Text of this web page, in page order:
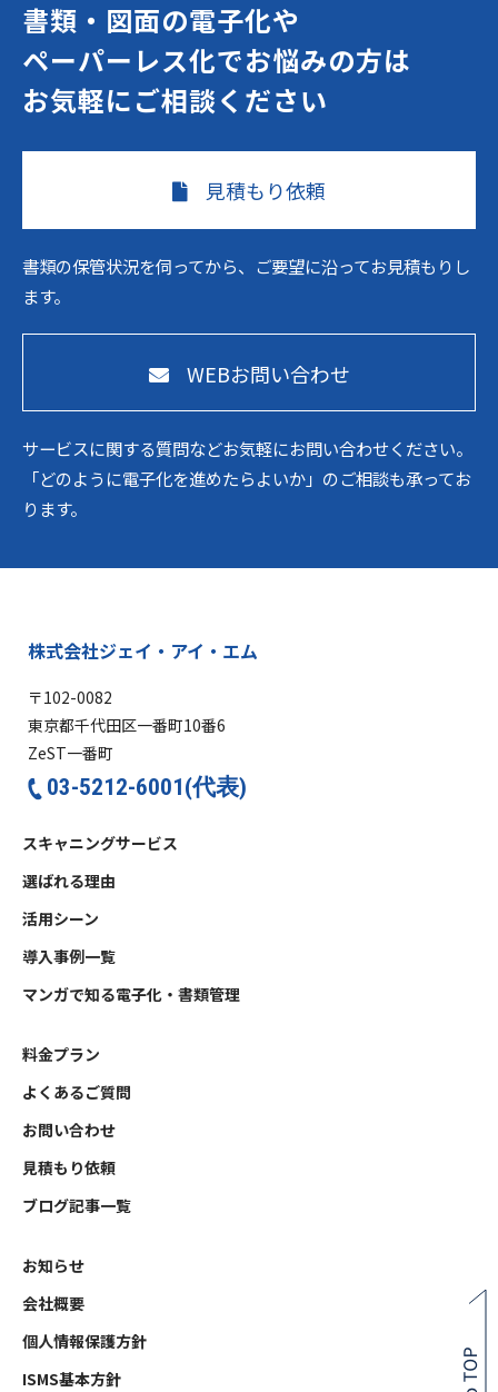
書類・図面の電子化や
ペーパーレス化でお悩みの方は
お気軽にご相談ください
見積もり依頼
書類の保管状況を伺ってから、ご要望に沿ってお見積もりし
ます。
WEBお問い合わせ
サービスに関する質問などお気軽にお問い合わせください。
「どのように電子化を進めたらよいか」のご相談も承ってお
ります。
株式会社ジェイ・アイ・エム
〒102-0082
東京都千代田区一番町10番6
ZeST一番町
03-5212-6001(代表)
スキャニングサービス
選ばれる理由
活用シーン
導入事例一覧
マンガで知る電子化・書類管理
料金プラン
よくあるご質問
お問い合わせ
見積もり依頼
ブログ記事一覧
お知らせ
会社概要
個人情報保護方針
ISMS基本方針